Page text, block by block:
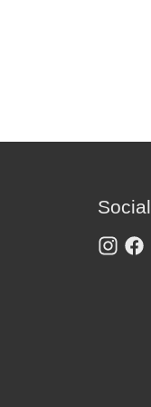
Social